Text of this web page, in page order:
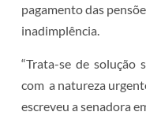
pagamento das
inadimplência.
“Trata-se de solução
com a natureza
escreveu a senadora